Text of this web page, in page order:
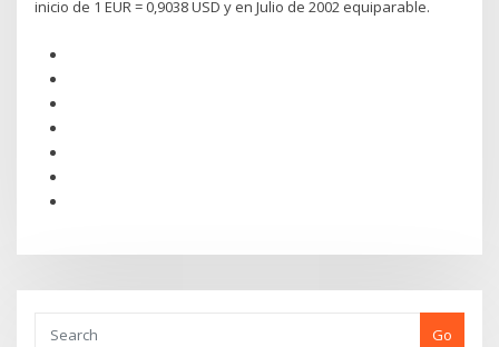
inicio de 1 EUR = 0,9038 USD y en Julio de 2002 equiparable.
Go